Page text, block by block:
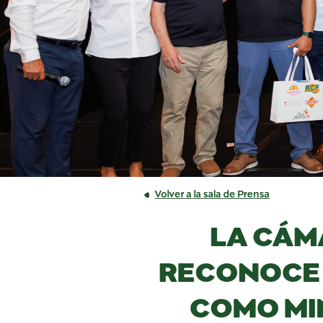
Volver a la sala de Prensa
LA
COMO